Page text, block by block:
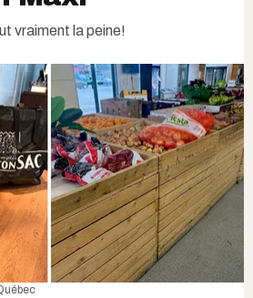
vraiment la peine!